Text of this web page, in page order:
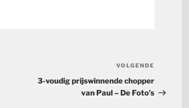
bericht
VOLGENDE
3-voudig prijswinnende chopper
van Paul – De Foto’s